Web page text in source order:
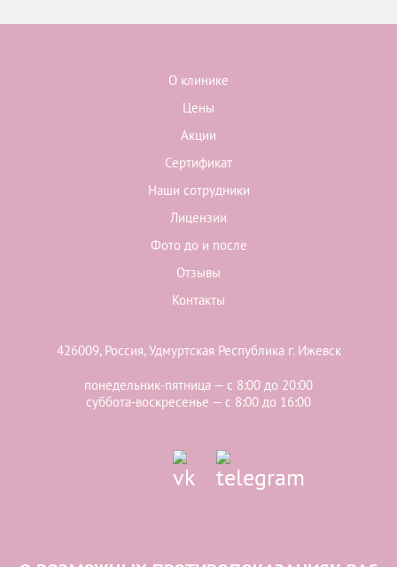
О клинике
Цены
Акции
Сертификат
Наши сотрудники
Лицензии
Фото до и после
Отзывы
Контакты
426009, Россия, Удмуртская Республика г. Ижевск
понедельник-пятница — с 8:00 до 20:00
суббота-воскресенье — с 8:00 до 16:00